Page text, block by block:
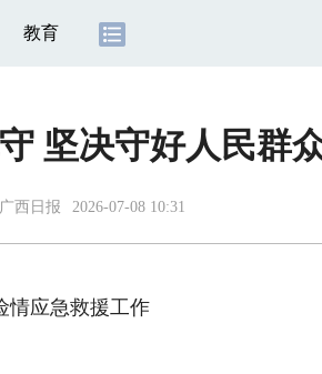
教育
坚决守好人民群
广西日报 2026-07-08 10:31
情应急救援工作